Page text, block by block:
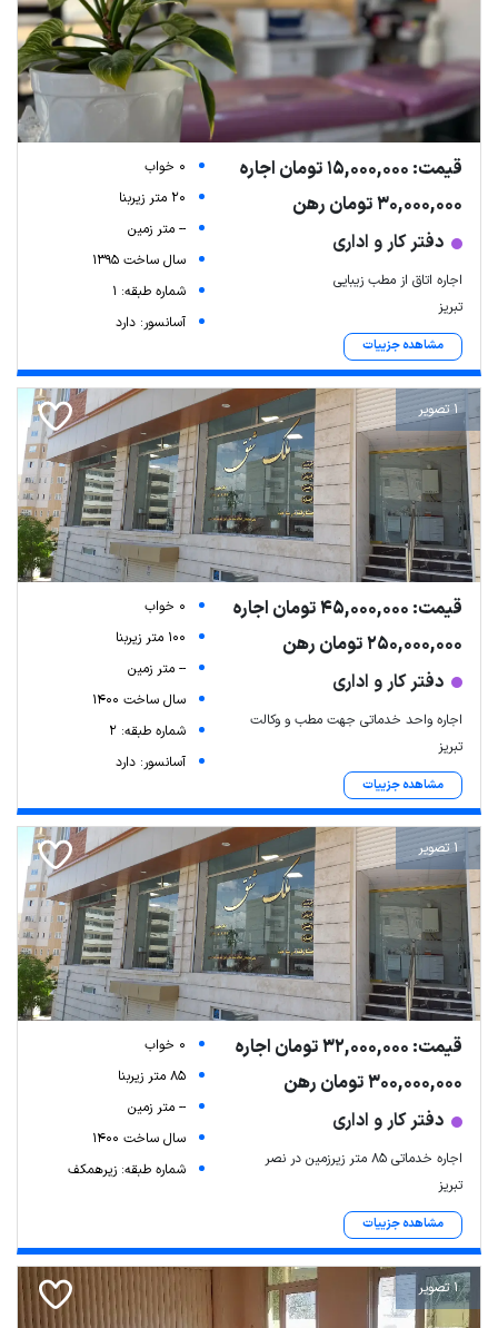
قیمت: 15,000,000 تومان اجاره
30,000,000 تومان رهن
دفتر کار و اداری
اجاره اتاق از مطب زیبایی
تبریز
مشاهده جزییات
0 خواب
20 متر زیربنا
-- متر زمین
سال ساخت 1395
شماره طبقه: 1
آسانسور: دارد
1 تصویر
قیمت: 45,000,000 تومان اجاره
250,000,000 تومان رهن
دفتر کار و اداری
اجاره واحد خدماتی جهت مطب و وکالت
تبریز
مشاهده جزییات
0 خواب
100 متر زیربنا
-- متر زمین
سال ساخت 1400
شماره طبقه: 2
آسانسور: دارد
1 تصویر
قیمت: 32,000,000 تومان اجاره
300,000,000 تومان رهن
دفتر کار و اداری
اجاره خدماتی ۸۵ متر زیرزمین در نصر
تبریز
مشاهده جزییات
0 خواب
85 متر زیربنا
-- متر زمین
سال ساخت 1400
شماره طبقه: زیرهمکف
1 تصویر